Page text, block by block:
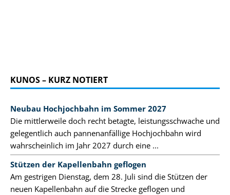
KUNOS – KURZ NOTIERT
Neubau Hochjochbahn im Sommer 2027
Die mittlerweile doch recht betagte, leistungsschwache und
gelegentlich auch pannenanfällige Hochjochbahn wird
wahrscheinlich im Jahr 2027 durch eine ...
Stützen der Kapellenbahn geflogen
Am gestrigen Dienstag, dem 28. Juli sind die Stützen der
neuen Kapellenbahn auf die Strecke geflogen und